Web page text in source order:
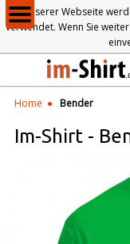
Auf unserer Webseite
verwendet. Wenn Sie
Home Bender
Im-Shirt -